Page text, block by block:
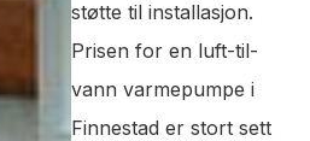
støtte til installasjon.
Prisen for en luft-til-
vann varmepumpe i
Finnestad er stort sett